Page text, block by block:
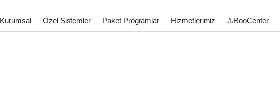
Kurumsal Özel Sistemler Paket Programlar Hizmetlerimiz ⚓RooCenter